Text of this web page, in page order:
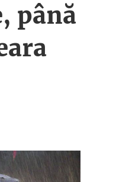
până